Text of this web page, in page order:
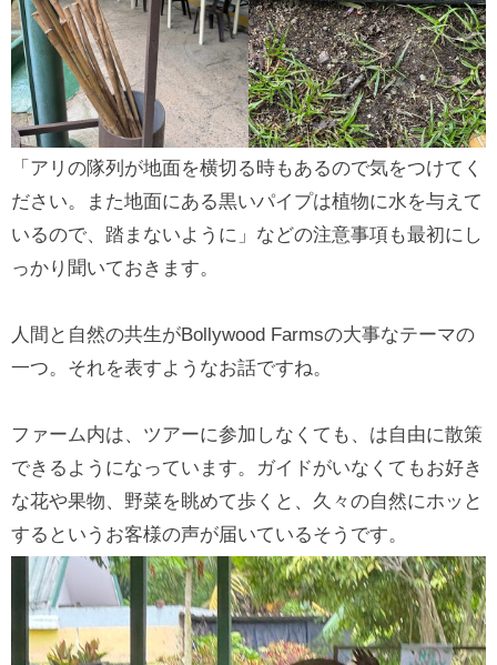
「アリの隊列が地面を横切る時もあるので気をつけてく
ださい。また地面にある黒いパイプは植物に水を与えて
いるので、踏まないように」などの注意事項も最初にし
っかり聞いておきます。
人間と自然の共生がBollywood Farmsの大事なテーマの
一つ。それを表すようなお話ですね。
ファーム内は、ツアーに参加しなくても、は自由に散策
できるようになっています。ガイドがいなくてもお好き
な花や果物、野菜を眺めて歩くと、久々の自然にホッと
するというお客様の声が届いているそうです。